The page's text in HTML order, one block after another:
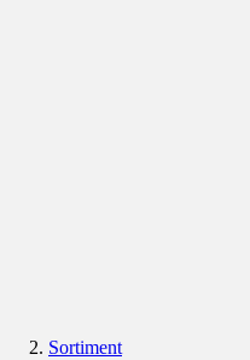
Sortiment